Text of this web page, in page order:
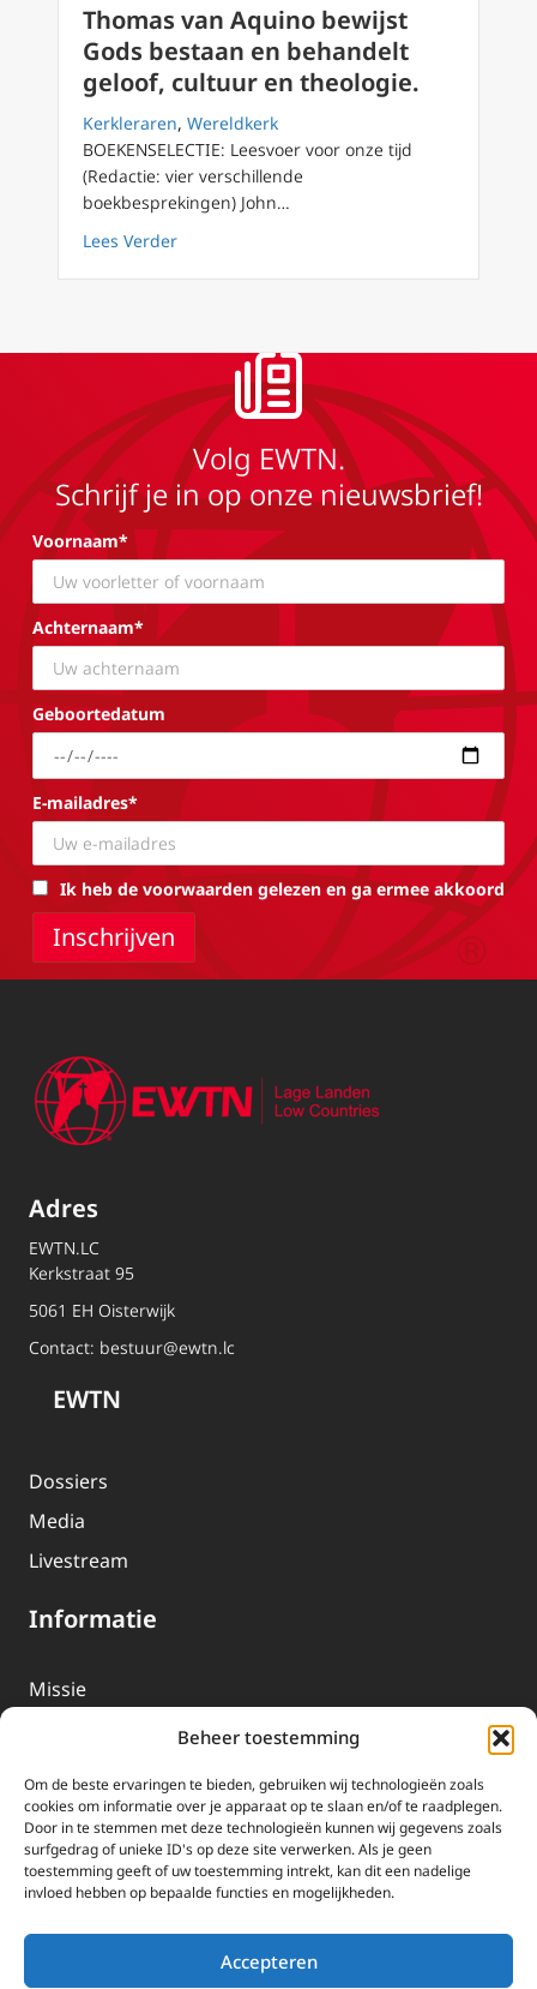
Beheer toestemming
Om de beste ervaringen te bieden, gebruiken wij technologieën zoals
cookies om informatie over je apparaat op te slaan en/of te raadplegen.
Door in te stemmen met deze technologieën kunnen wij gegevens zoals
surfgedrag of unieke ID's op deze site verwerken. Als je geen
toestemming geeft of uw toestemming intrekt, kan dit een nadelige
invloed hebben op bepaalde functies en mogelijkheden.
Accepteren
Thomas van Aquino bewijst
Gods bestaan en behandelt
geloof, cultuur en theologie.
Kerkleraren, Wereldkerk
BOEKENSELECTIE: Leesvoer voor onze tijd
(Redactie: vier verschillende
boekbesprekingen) John…
Lees Verderabout Thomas van Aquino bewijst Gods
Volg EWTN.
Schrijf je in op onze nieuwsbrief!
Voornaam*
Achternaam*
Geboortedatum
E-mailadres*
Ik heb de voorwaarden gelezen en ga ermee akkoord
Adres
EWTN.LC
Kerkstraat 95
5061 EH Oisterwijk
Contact: bestuur@ewtn.lc
EWTN
Dossiers
Media
Livestream
Informatie
Missie
EWTN-Team
Organisatiegegevens
Doneren
EWTN wordt uitsluitend gefinancierd door uw donaties.
Wij ontvangen bewust geen advertentie-inkomsten of